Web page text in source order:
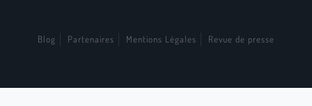
Blog Partenaires Mentions Légales Revue de presse